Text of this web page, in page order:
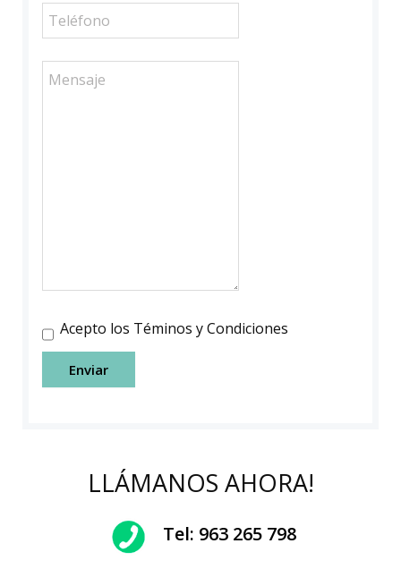
Acepto los Téminos y Condiciones
Enviar
LLÁMANOS AHORA!
Tel: 963 265 798